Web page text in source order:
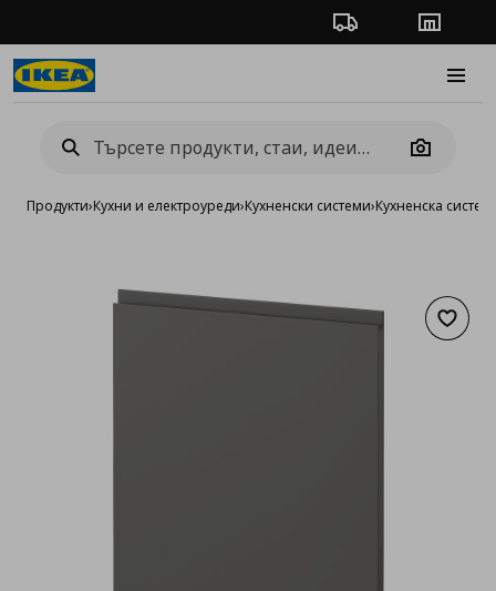
Проследяване на
Camera
Продукти›Кухни и електроуреди›Кухненски системи›Кухненска